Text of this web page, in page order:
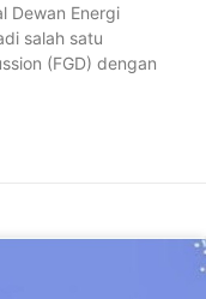
Dewan Energi
salah satu
(FGD) dengan